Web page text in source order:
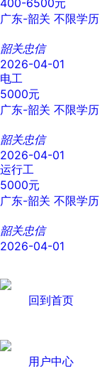
广东-韶关 不限学历
韶关忠信
2026-04-01
电工
5000元
广东-韶关 不限学历
韶关忠信
2026-04-01
运行工
5000元
广东-韶关 不限学历
韶关忠信
2026-04-01
回到首页
用户中心